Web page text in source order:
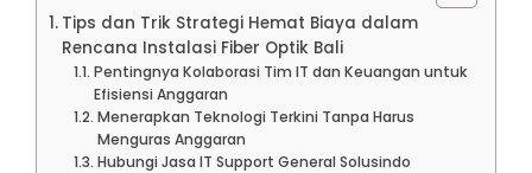
Tips dan Trik Strategi Hemat Biaya dalam
Rencana Instalasi Fiber Optik Bali
Pentingnya Kolaborasi Tim IT dan Keuangan untuk
Efisiensi Anggaran
Menerapkan Teknologi Terkini Tanpa Harus
Menguras Anggaran
Hubungi Jasa IT Support General Solusindo